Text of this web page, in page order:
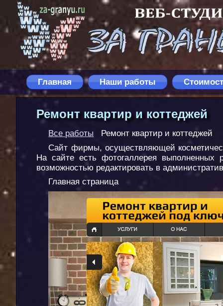
Главная Наши работы
Ремонт квартир и коттеджей
Все работы Ремонт квартир и коттеджей
Сайт фирмы, осуществляющей
На сайте есть фотогаллерея
возможностью редактировать в
Главная страница